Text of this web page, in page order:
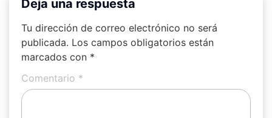
Deja una respuesta
Tu dirección de correo electrónico no será
publicada. Los campos obligatorios están
marcados con *
Comentario *